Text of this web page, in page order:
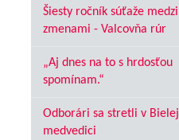
Šiesty ročník súťaže medzi
zmenami - Valcovňa rúr
„Aj dnes na to s hrdosťou
spomínam.“
Odborári sa stretli v Bielej
medvedici